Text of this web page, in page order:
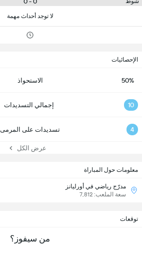
لا توجد أحداث مهمة
الإحصائيات
50% الاستحواذ
10 إجمالي التسديدات
4 تسديدات على المرمى
عرض الكل
معلومات حول المباراة
مدرّج رياضي في أورليانز
سعة الملعب: 7,812
توقعات
من سيفوز؟